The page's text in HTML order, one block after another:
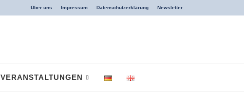
Über uns Impressum Datenschutzerklärung Newsletter
VERANSTALTUNGEN